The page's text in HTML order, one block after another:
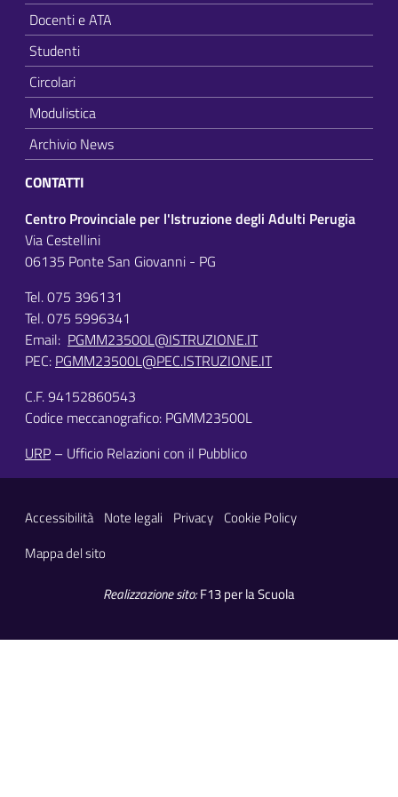
Docenti e ATA
Studenti
Circolari
Modulistica
Archivio News
CONTATTI
Centro Provinciale per l'Istruzione degli Adulti Perugia
Via Cestellini
06135 Ponte San Giovanni - PG
Tel. 075 396131
Tel. 075 5996341
Email: PGMM23500L@ISTRUZIONE.IT
PEC: PGMM23500L@PEC.ISTRUZIONE.IT
C.F. 94152860543
Codice meccanografico: PGMM23500L
URP – Ufficio Relazioni con il Pubblico
Sezione Link Utili
Accessibilità Note legali Privacy Cookie Policy
Mappa del sito
Realizzazione sito:F13 per la Scuola